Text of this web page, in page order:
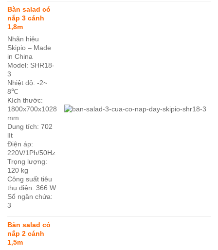
Bàn salad có
nắp 3 cánh
1,8m
Nhãn hiệu
Skipio – Made
in China
Model: SHR18-
3
Nhiệt độ: -2~
8℃
Kích thước:
1800x700x1028
mm
Dung tích: 702
lít
Điện áp:
220V/1Ph/50Hz
Trọng lượng:
120 kg
Công suất tiêu
thụ điện: 366 W
Số ngăn chứa:
3
Bàn salad có
nắp 2 cánh
1,5m